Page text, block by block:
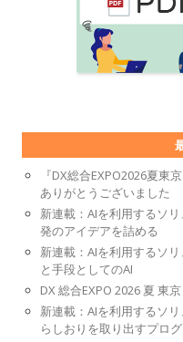
『DX総合EXPO2026夏東
ありがとうございました
新連載：AIを利用するソ
発のアイデアを詰める
新連載：AIを利用するソ
と手段としてのAI
DX 総合EXPO 2026 夏 東
新連載：AIを利用するソ
らしおりを取り出すプロ